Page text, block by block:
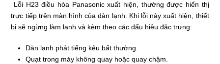
Lỗi H23 điều hòa Panasonic xuất hiện, thường được hiển thị
trực tiếp trên màn hình của dàn lạnh. Khi lỗi này xuất hiện, thiết
bị sẽ ngừng làm lạnh và kèm theo các dấu hiệu đặc trưng:
Dàn lạnh phát tiếng kêu bất thường.
Quạt trong máy không quay hoặc quay chậm.